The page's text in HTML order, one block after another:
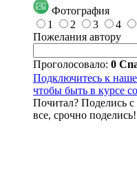
Фотография
1
2 3 4
Пожелания автору
Проголосовало: 0
Подключитесь к
чтобы быть в курсе
Почитал? Поделись
все, срочно